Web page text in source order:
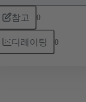
참고 0
디레이팅 0